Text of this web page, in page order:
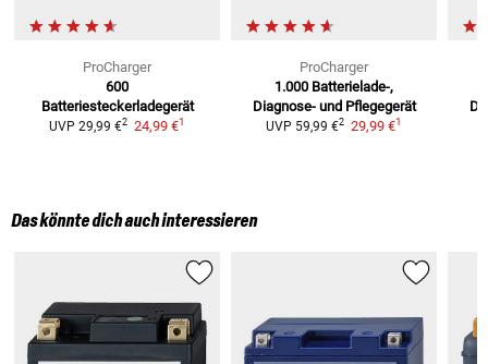
ProCharger
600
Batteriesteckerladegerät
UVP 29,99 €2 24,99 €1
ProCharger
1.000 Batterielade-,
Diagnose- und Pflegegerät
UVP 59,99 €2 29,99 €1
Das könnte dich auch interessieren